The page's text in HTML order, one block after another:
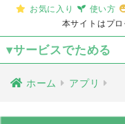
お気に入り 使い方
本サイトはプ
▾サービスでためる
ホーム アプリ